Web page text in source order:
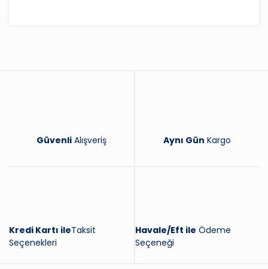
Güvenli Alışveriş Aynı Gün Kargo
Kredi Kartı ileTaksit
Seçenekleri
Havale/Eft ile Ödeme
Seçeneği